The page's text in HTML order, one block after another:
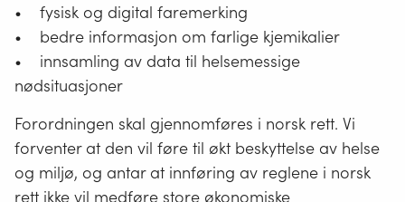
• fysisk og digital faremerking
• bedre informasjon om farlige kjemikalier
• innsamling av data til helsemessige
nødsituasjoner
Forordningen skal gjennomføres i norsk rett. Vi
forventer at den vil føre til økt beskyttelse av helse
og miljø, og antar at innføring av reglene i norsk
rett ikke vil medføre store økonomiske